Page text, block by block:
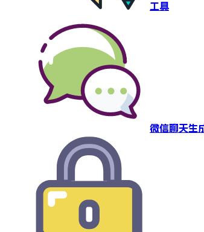
工具
微信聊天生